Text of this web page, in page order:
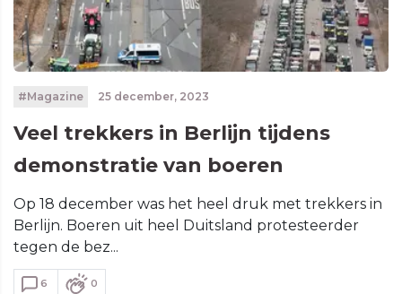
#Magazine 25 december, 2023
Veel trekkers in Berlijn tijdens
demonstratie van boeren
Op 18 december was het heel druk met trekkers in
Berlijn. Boeren uit heel Duitsland protesteerder
tegen de bez...
6 0